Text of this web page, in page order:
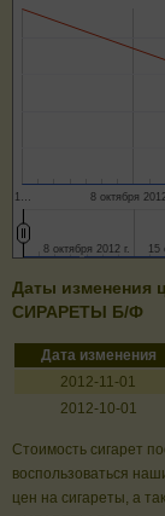
1… 8 октября
8 октября 2012 г.
8 октября 2012 г. 15
15
Даты изменения
СИРАРЕТЫ Б/Ф
Дата изменения
2012-11-01
2012-10-01
Стоимость сигарет
воспользоваться
цен на сигареты, а